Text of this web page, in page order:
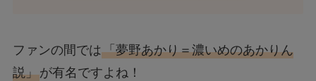
ファンの間では「夢野あかり＝濃いめのあかりん
説」が有名ですよね！